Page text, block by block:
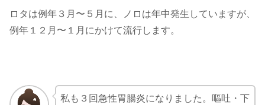
ロタは例年３月〜５月に、ノロは年中発生していますが、
例年１２月〜１月にかけて流行します。
私も３回急性胃腸炎になりました。嘔吐・下